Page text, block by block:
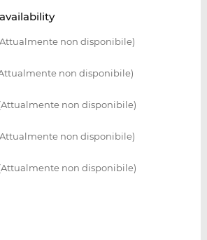
non disponibile)
non disponibile)
non disponibile)
non disponibile)
non disponibile)